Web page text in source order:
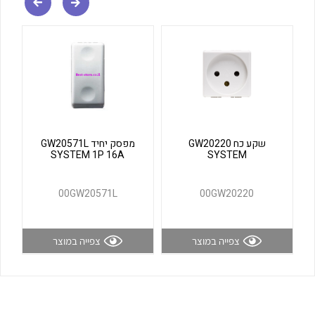
לכל מוצרי היצרן
שקע כח GW20220
SYSTEM
00GW20220
צפייה במוצר
מפסק יחיד GW20571L
SYSTEM 1P 16A
00GW20571L
צפייה במוצר